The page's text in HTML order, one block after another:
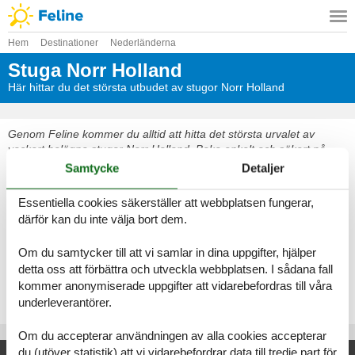
Hem Destinationer Nederländerna
Stuga Norr Holland
Här hittar du det största utbudet av stugor Norr Holland
Genom Feline kommer du alltid att hitta det största urvalet av
vackert belägna stugor Norr Holland. Boka enkelt och säkert på
nätet eller kontakta oss om du har frågor.
Se fram emot en underbar semester med gott om tid för varandra i
en vacker stuga Norr Holland
Välj bland 1 385 stugor
Samtycke Detaljer
Essentiella cookies säkerställer att webbplatsen fungerar,
därför kan du inte välja bort dem.
Om du samtycker till att vi samlar in dina uppgifter, hjälper
detta oss att förbättra och utveckla webbplatsen. I sådana fall
kommer anonymiserade uppgifter att vidarebefordras till våra
underleverantörer.
Om du accepterar användningen av alla cookies accepterar
du (utöver statistik) att vi vidarebefordrar data till tredje part för